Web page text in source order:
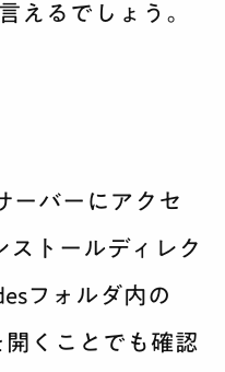
えるでしょう。
ーバーにアクセ
ストールディレク
フォルダ内の
開くことでも確認